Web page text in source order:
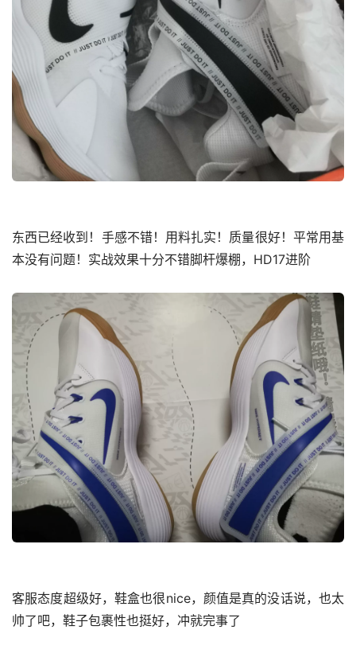
东西已经收到！手感不错！用料扎实！质量很好！平常用基
本没有问题！实战效果十分不错脚杆爆棚，HD17进阶
客服态度超级好，鞋盒也很nice，颜值是真的没话说，也太
帅了吧，鞋子包裹性也挺好，冲就完事了